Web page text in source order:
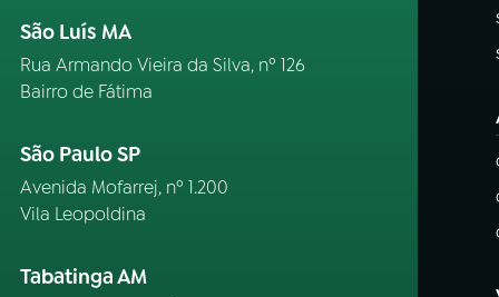
São Luís MA
Rua Armando Vieira da Silva, nº 126
Bairro de Fátima
São Paulo SP
Avenida Mofarrej, nº 1.200
Vila Leopoldina
Tabatinga AM